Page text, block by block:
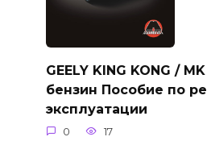
GEELY KING KONG /
бензин Пособие по
эксплуатации
0 17